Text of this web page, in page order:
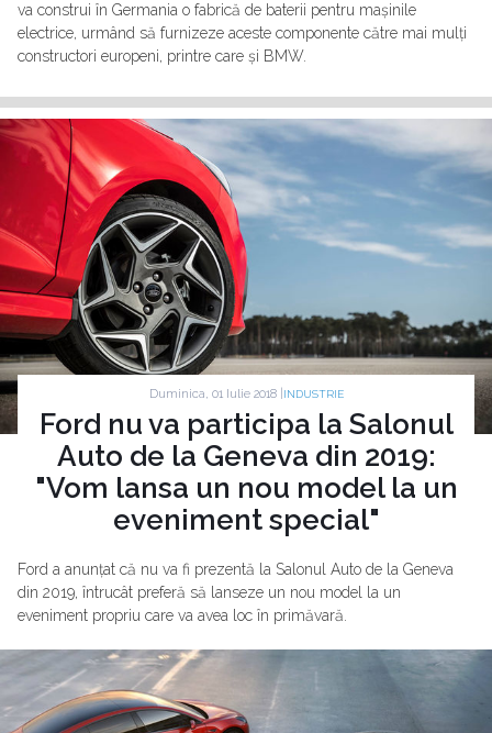
va construi în Germania o fabrică de baterii pentru mașinile
electrice, urmând să furnizeze aceste componente către mai mulți
constructori europeni, printre care și BMW.
Duminica, 01 Iulie 2018 | INDUSTRIE
Ford nu va participa la Salonul
Auto de la Geneva din 2019:
"Vom lansa un nou model la un
eveniment special"
Ford a anunțat că nu va fi prezentă la Salonul Auto de la Geneva
din 2019, întrucât preferă să lanseze un nou model la un
eveniment propriu care va avea loc în primăvară.